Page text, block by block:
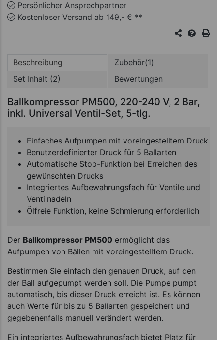
Persönlicher Ansprechpartner
Kostenloser Versand ab 149,- € **
Beschreibung
Zubehör(1)
Set Inhalt (2)
Bewertungen
Ballkompressor PM500, 220-240 V, 2 Bar,
inkl. Universal Ventil-Set, 5-tlg.
Einfaches Aufpumpen mit voreingestelltem Druck
Benutzerdefinierter Druck für 5 Ballarten
Automatische Stop-Funktion bei Erreichen des
gewünschten Drucks
Integriertes Aufbewahrungsfach für Ventile und
Ventilnadeln
Ölfreie Funktion, keine Schmierung erforderlich
Der Ballkompressor PM500 ermöglicht das
Aufpumpen von Bällen mit voreingestelltem Druck.
Bestimmen Sie einfach den genauen Druck, auf den
der Ball aufgepumpt werden soll. Die Pumpe pumpt
automatisch, bis dieser Druck erreicht ist. Es können
auch Werte für bis zu 5 Ballarten gespeichert und
gegebenenfalls manuell verändert werden.
Ein integriertes Aufbewahrungsfach bietet Platz für